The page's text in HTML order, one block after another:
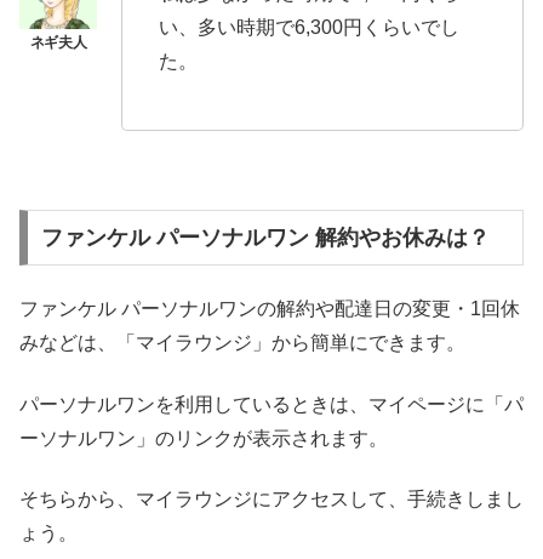
い、多い時期で6,300円くらいでし
た。
ファンケル パーソナルワン 解約やお休みは？
ファンケル パーソナルワンの解約や配達日の変更・1回休
みなどは、「マイラウンジ」から簡単にできます。
パーソナルワンを利用しているときは、マイページに「パ
ーソナルワン」のリンクが表示されます。
そちらから、マイラウンジにアクセスして、手続きしまし
ょう。